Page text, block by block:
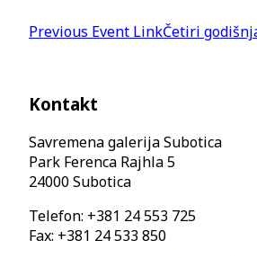
Previous Event LinkČetiri
Kontakt
Savremena galerija Subotica
Park Ferenca Rajhla 5
24000 Subotica
Telefon: +381 24 553 725
Fax: +381 24 533 850